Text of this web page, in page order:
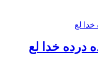
درده خدا لع